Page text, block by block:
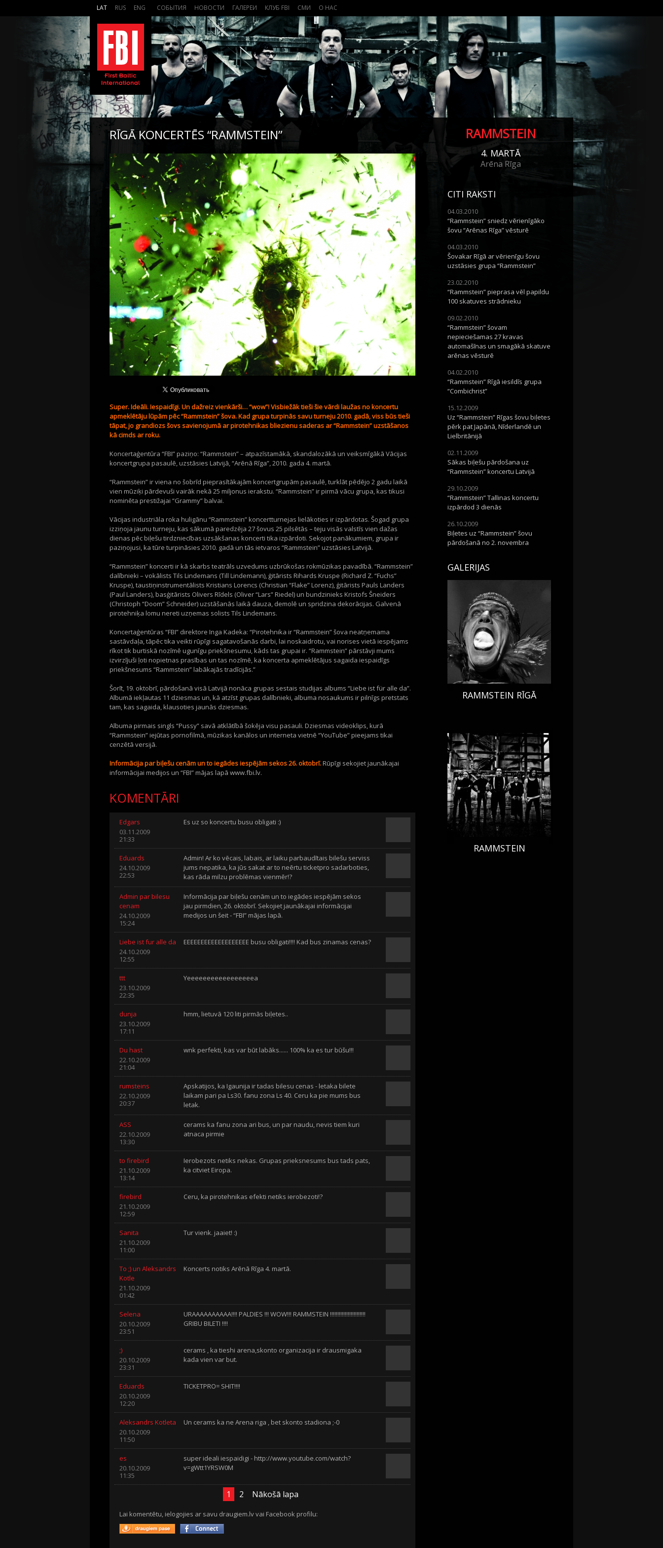
LAT RUS ENG СОБЫТИЯ НОВОСТИ ГАЛЕРЕИ КЛУБ FBI СМИ О НАС
RĪGĀ KONCERTĒS “RAMMSTEIN”
Super. Ideāli. Iespaidīgi. Un dažreiz vienkārši… “wow”! Visbiežāk tieši šie vārdi laužas no koncertu
apmeklētāju lūpām pēc “Rammstein” šova. Kad grupa turpinās savu turneju 2010. gadā, viss būs tieši
tāpat, jo grandiozs šovs savienojumā ar pirotehnikas bliezienu saderas ar “Rammstein” uzstāšanos
kā cimds ar roku.
Koncertaģentūra “FBI” paziņo: “Rammstein” – atpazīstamākā, skandalozākā un veiksmīgākā Vācijas
koncertgrupa pasaulē, uzstāsies Latvijā, “Arēnā Rīga”, 2010. gada 4. martā.
“Rammstein” ir viena no šobrīd pieprasītākajām koncertgrupām pasaulē, turklāt pēdējo 2 gadu laikā
vien mūziķi pārdevuši vairāk nekā 25 miljonus ierakstu. “Rammstein” ir pirmā vācu grupa, kas tikusi
nominēta prestižajai “Grammy” balvai.
Vācijas industriāla roka huligānu “Rammstein” koncertturnejas lielākoties ir izpārdotas. Šogad grupa
izziņoja jaunu turneju, kas sākumā paredzēja 27 šovus 25 pilsētās – teju visās valstīs vien dažas
dienas pēc biļešu tirdzniecības uzsākšanas koncerti tika izpārdoti. Sekojot panākumiem, grupa ir
paziņojusi, ka tūre turpināsies 2010. gadā un tās ietvaros “Rammstein” uzstāsies Latvijā.
“Rammstein” koncerti ir kā skarbs teatrāls uzvedums uzbrūkošas rokmūzikas pavadībā. “Rammstein”
dalībnieki – vokālists Tils Lindemans (Till Lindemann), ģitārists Rihards Kruspe (Richard Z. “Fuchs”
Kruspe), taustiņinstrumentālists Kristians Lorencs (Christian “Flake” Lorenz), ģitārists Pauls Landers
(Paul Landers), basģitārists Olivers Rīdels (Oliver “Lars” Riedel) un bundzinieks Kristofs Šneiders
(Christoph “Doom” Schneider) uzstāšanās laikā dauza, demolē un spridzina dekorācijas. Galvenā
pirotehniķa lomu nereti uzņemas solists Tils Lindemans.
Koncertaģentūras “FBI” direktore Inga Kadeka: “Pirotehnika ir “Rammstein” šova neatņemama
sastāvdaļa, tāpēc tika veikti rūpīgi sagatavošanās darbi, lai noskaidrotu, vai norises vietā iespējams
rīkot tik burtiskā nozīmē ugunīgu priekšnesumu, kāds tas grupai ir. “Rammstein” pārstāvji mums
izvirzījuši ļoti nopietnas prasības un tas nozīmē, ka koncerta apmeklētājus sagaida iespaidīgs
priekšnesums “Rammstein” labākajās tradīcijās.”
Šorīt, 19. oktobrī, pārdošanā visā Latvijā nonāca grupas sestais studijas albums “Liebe ist für alle da”.
Albumā iekļautas 11 dziesmas un, kā atzīst grupas dalībnieki, albuma nosaukums ir pilnīgs pretstats
tam, kas sagaida, klausoties jaunās dziesmas.
Albuma pirmais singls “Pussy” savā atklātībā šokēja visu pasauli. Dziesmas videoklips, kurā
“Rammstein” iejūtas pornofilmā, mūzikas kanālos un interneta vietnē “YouTube” pieejams tikai
cenzētā versijā.
Informācija par biļešu cenām un to iegādes iespējām sekos 26. oktobrī.Rūpīgi sekojiet jaunākajai
informācijai medijos un “FBI” mājas lapā www.fbi.lv.
KOMENTĀRI
Edgars
03.11.2009
21:33
Es uz so koncertu busu obligati :)
Eduards
24.10.2009
22:53
Admin! Ar ko vēcais, labais, ar laiku parbaudītais bilešu serviss
jums nepatika, ka jūs sakat ar to neērtu ticketpro sadarboties,
kas rāda milzu problēmas vienmēr!?
Admin par bilesu
cenam
24.10.2009
15:24
Informācija par biļešu cenām un to iegādes iespējām sekos
jau pirmdien, 26. oktobrī. Sekojiet jaunākajai informācijai
medijos un šeit - “FBI” mājas lapā.
Liebe ist fur alle da
24.10.2009
12:55
EEEEEEEEEEEEEEEEEEE busu obligati!!!! Kad bus zinamas cenas?
ttt
23.10.2009
22:35
Yeeeeeeeeeeeeeeeeea
dunja
23.10.2009
17:11
hmm, lietuvā 120 liti pirmās biļetes..
Du hast
22.10.2009
21:04
wnk perfekti, kas var būt labāks...... 100% ka es tur būšu!!!
rumsteins
22.10.2009
20:37
Apskatijos, ka Igaunija ir tadas bilesu cenas - letaka bilete
laikam pari pa Ls30. fanu zona Ls 40. Ceru ka pie mums bus
letak.
ASS
22.10.2009
13:30
cerams ka fanu zona ari bus, un par naudu, nevis tiem kuri
atnaca pirmie
to firebird
21.10.2009
13:14
Ierobezots netiks nekas. Grupas prieksnesums bus tads pats,
ka citviet Eiropa.
firebird
21.10.2009
12:59
Ceru, ka pirotehnikas efekti netiks ierobezoti!?
Sanita
21.10.2009
11:00
Tur vienk. jaaiet! :)
To ;) un Aleksandrs
Kotle
21.10.2009
01:42
Koncerts notiks Arēnā Rīga 4. martā.
Selena
20.10.2009
23:51
URAAAAAAAAAA!!!! PALDIES !!! WOW!!! RAMMSTEIN !!!!!!!!!!!!!!!!!!!!!!!!
GRIBU BILETI !!!!
;)
20.10.2009
23:31
cerams , ka tieshi arena,skonto organizacija ir drausmigaka
kada vien var but.
Eduards
20.10.2009
12:20
TICKETPRO= SHIT!!!!
Aleksandrs Kotleta
20.10.2009
11:50
Un cerams ka ne Arena riga , bet skonto stadiona ;-0
es
20.10.2009
11:35
super ideali iespaidigi - http://www.youtube.com/watch?
v=gWtt1YRSW0M
1 2 Nākošā lapa
Lai komentētu, ielogojies ar savu draugiem.lv vai Facebook profilu:
RAMMSTEIN
4. MARTĀ
Arēna Rīga
CITI RAKSTI
04.03.2010
“Rammstein” sniedz vērienīgāko
šovu “Arēnas Rīga” vēsturē
04.03.2010
Šovakar Rīgā ar vērienīgu šovu
uzstāsies grupa “Rammstein”
23.02.2010
“Rammstein” pieprasa vēl papildu
100 skatuves strādnieku
09.02.2010
“Rammstein” šovam
nepieciešamas 27 kravas
automašīnas un smagākā skatuve
arēnas vēsturē
04.02.2010
“Rammstein” Rīgā iesildīs grupa
“Combichrist”
15.12.2009
Uz “Rammstein” Rīgas šovu biļetes
pērk pat Japānā, Nīderlandē un
Lielbritānijā
02.11.2009
Sākas biļešu pārdošana uz
“Rammstein” koncertu Latvijā
29.10.2009
“Rammstein” Tallinas koncertu
izpārdod 3 dienās
26.10.2009
Biļetes uz “Rammstein” šovu
pārdošanā no 2. novembra
GALERIJAS
RAMMSTEIN RĪGĀ
RAMMSTEIN